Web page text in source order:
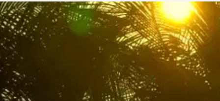
Lüften Sie das Geheimnis von Gesundheit &
Entspannung
Wir nehmen Sie mit auf eine Reise zu mehr Wohlbefinden und
Gesundheit! Entdecken Sie unsere vielfältige Auswahl aus
über 5.000 Angeboten in 50 Ländern, die gewiss für jedes